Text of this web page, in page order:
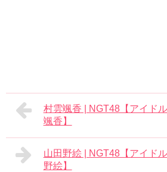
村雲颯香 | NGT48【アイド
颯香】
山田野絵 | NGT48【アイド
野絵】